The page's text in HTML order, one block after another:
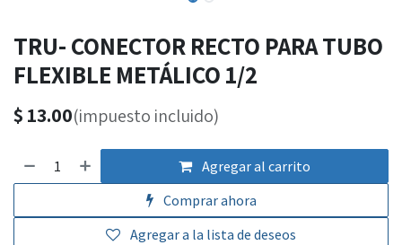
TRU- CONECTOR RECTO PARA TUBO
FLEXIBLE METÁLICO 1/2
$ 13.00(impuesto incluido)
Agregar al carrito
Comprar ahora
Agregar a la lista de deseos